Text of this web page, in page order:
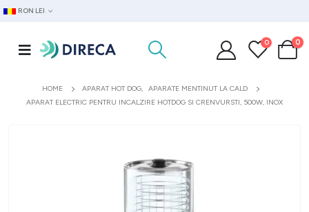
RON LEI
0 0
HOME APARAT HOT DOG,
APARATE MENTINUT LA CALD
APARAT ELECTRIC PENTRU INCALZIRE HOTDOG SI CRENVURSTI, 500W, INOX